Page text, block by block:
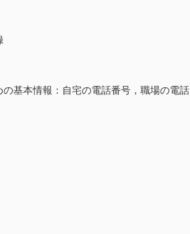
本情報：自宅の電話番号，職場の電話